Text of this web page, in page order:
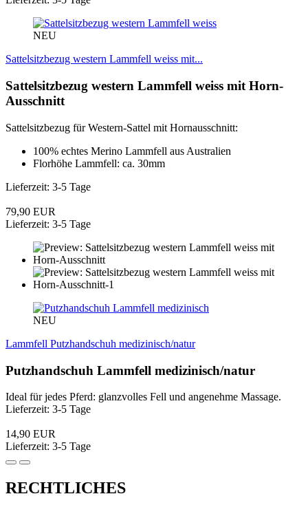
NEU
Sattelsitzbezug western Lammfell weiss mit...
Sattelsitzbezug western Lammfell weiss mit Horn-
Ausschnitt
Sattelsitzbezug für Western-Sattel mit Hornausschnitt:
100% echtes Merino Lammfell aus Australien
Florhöhe Lammfell: ca. 30mm
Lieferzeit: 3-5 Tage
79,90 EUR
Lieferzeit: 3-5 Tage
NEU
Lammfell Putzhandschuh medizinisch/natur
Putzhandschuh Lammfell medizinisch/natur
Ideal für jedes Pferd: glanzvolles Fell und angenehme Massage.
Lieferzeit: 3-5 Tage
14,90 EUR
Lieferzeit: 3-5 Tage
RECHTLICHES